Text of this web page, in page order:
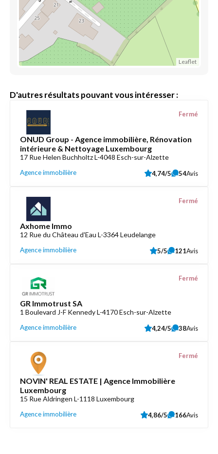
Leaflet
D'autres résultats pouvant vous intéresser :
ONUD Group - Agence immobilière, Rénovation
intérieure & Nettoyage Luxembourg
17 Rue Helen Buchholtz L-4048 Esch-sur-Alzette
Agence immobilière
Fermé
4,74/5 54Avis
Axhome Immo
12 Rue du Château d'Eau L-3364 Leudelange
Agence immobilière
Fermé
5/5 121Avis
GR Immotrust SA
1 Boulevard J-F Kennedy L-4170 Esch-sur-Alzette
Agence immobilière
Fermé
4,24/5 38Avis
NOVIN' REAL ESTATE | Agence Immobilière
Luxembourg
15 Rue Aldringen L-1118 Luxembourg
Agence immobilière
Fermé
4,86/5 166Avis